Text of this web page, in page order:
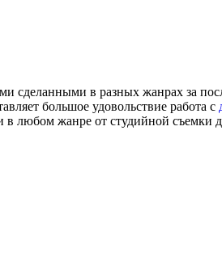
сделанными в разных жанрах за
большое удовольствие работа с
в любом жанре от студийной съемки